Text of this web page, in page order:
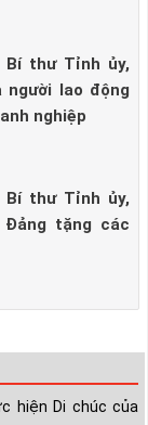
Bí thư Tỉnh ủy,
người lao động
nghiệp
Bí thư Tỉnh ủy,
Đảng tặng các
hiện Di chúc của